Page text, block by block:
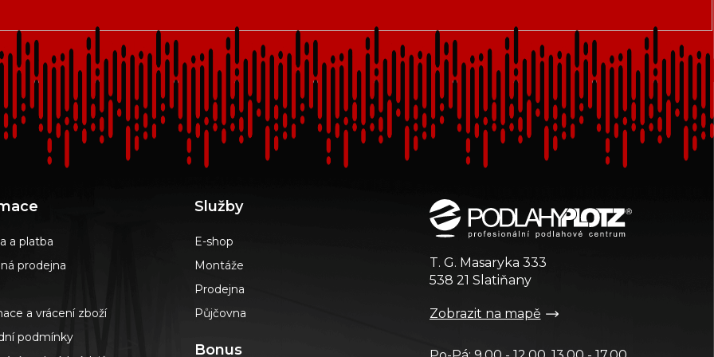
a platba
prodejna
a vrácení zboží
podmínky
Služby
E-shop
Montáže
Prodejna
Půjčovna
Bonus
T. G. Masaryka 333
538 21 Slatiňany
Zobrazit na mapě